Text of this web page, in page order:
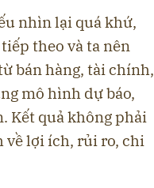
nhìn lại quá khứ,
theo và ta nên
bán hàng, tài chính,
mô hình dự báo,
Kết quả không phải
về lợi ích, rủi ro, chi